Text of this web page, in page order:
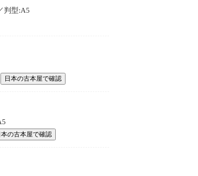
判型:A5
日本の古本屋で確認
本の古本屋で確認